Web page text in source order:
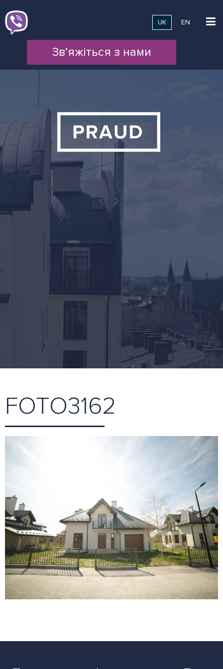
UK EN
Зв’яжіться з нами
FOTO3162